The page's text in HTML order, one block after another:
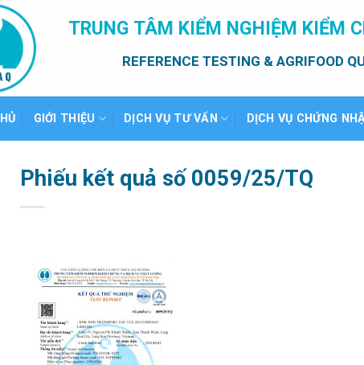
TRUNG TÂM KIỂM NGHIỆM KIỂM
REFERENCE TESTING & AGRIFOOD
GIỚI THIỆU DỊCH VỤ TƯ VẤN DỊCH VỤ CHỨNG
Phiếu kết quả số 0059/25/TQ